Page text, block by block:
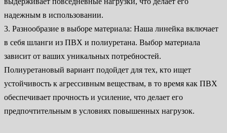
надежным в использовании.
3. Разнообразие в выборе материала: Наша линейка включает
в себя шланги из ПВХ и полиуретана. Выбор материала
зависит от ваших уникальных потребностей.
Полиуретановый вариант подойдет для тех, кто ищет
устойчивость к агрессивным веществам, в то время как ПВХ
обеспечивает прочность и усиление, что делает его
предпочтительным в условиях повышенных нагрузок.